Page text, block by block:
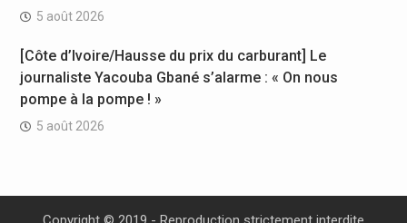
5 août 2026
[Côte d’Ivoire/Hausse du prix du carburant] Le
journaliste Yacouba Gbané s’alarme : « On nous
pompe à la pompe ! »
5 août 2026